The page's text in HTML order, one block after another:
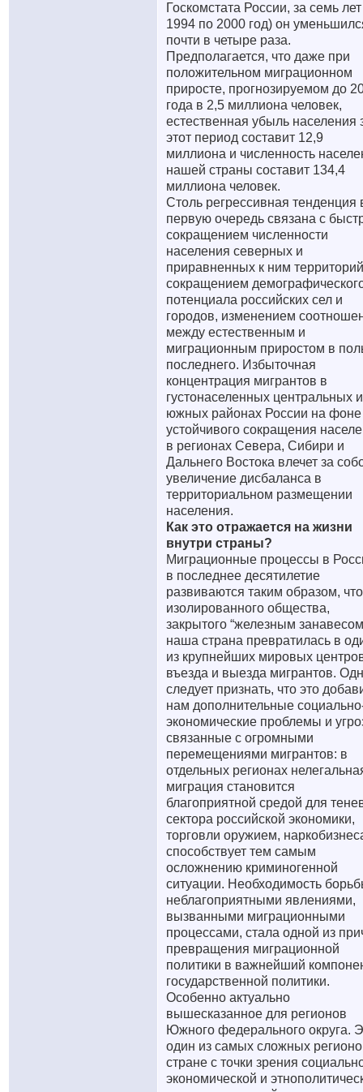
Госкомстата России, за семь
1994 по 2000 год) он
почти в четыре раза.
Предполагается, что даже при
положительном миграционном
приросте, прогнозируемом до
года в 2,5 миллиона человек,
естественная убыль населения
этот период составит 12,9
миллиона и численность
нашей страны составит 134,4
миллиона человек.
Столь регрессивная тенденция
первую очередь связана с
сокращением численности
населения северных и
приравненных к ним
сокращением
потенциала российских сел и
городов, изменением
между естественным и
миграционным приростом в
последнего. Избыточная
концентрация мигрантов в
густонаселенных центральных и
южных районах России на фоне
устойчивого сокращения
в регионах Севера, Сибири и
Дальнего Востока влечет за
увеличение дисбаланса в
территориальном размещении
населения.
Как это отражается на жизни
внутри страны?
Миграционные процессы в
в последнее десятилетие
развиваются таким образом,
изолированного общества,
закрытого “железным
наша страна превратилась в
из крупнейших мировых
въезда и выезда мигрантов.
следует признать, что это
нам дополнительные
экономические проблемы и
связанные с огромными
перемещениями мигрантов: в
отдельных регионах
миграция становится
благоприятной средой для
сектора российской экономики,
торговли оружием,
способствует тем самым
осложнению криминогенной
ситуации. Необходимость
неблагоприятными явлениями,
вызванными миграционными
процессами, стала одной из
превращения миграционной
политики в важнейший
государственной политики.
Особенно актуально
вышесказанное для регионов
Южного федерального округа.
один из самых сложных
стране с точки зрения
экономической и